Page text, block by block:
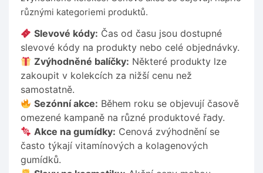
různými kategoriemi produktů.
Slevové kódy: Čas od času jsou dostupné
slevové kódy na produkty nebo celé objednávky.
Zvýhodněné balíčky: Některé produkty lze
zakoupit v kolekcích za nižší cenu než
samostatně.
Sezónní akce: Během roku se objevují časově
omezené kampaně na různé produktové řady.
Akce na gumídky: Cenová zvýhodnění se
často týkají vitamínových a kolagenových
gumídků.